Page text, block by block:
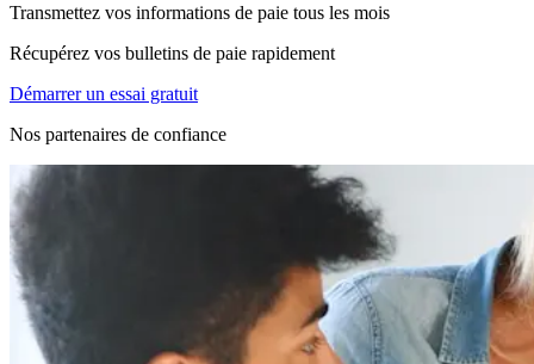
Transmettez vos informations de paie tous les mois
Récupérez vos bulletins de paie rapidement
Démarrer un essai gratuit
Nos partenaires de confiance